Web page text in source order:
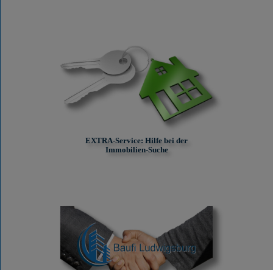
EXTRA-Service: Hilfe bei der
Immobilien-Suche